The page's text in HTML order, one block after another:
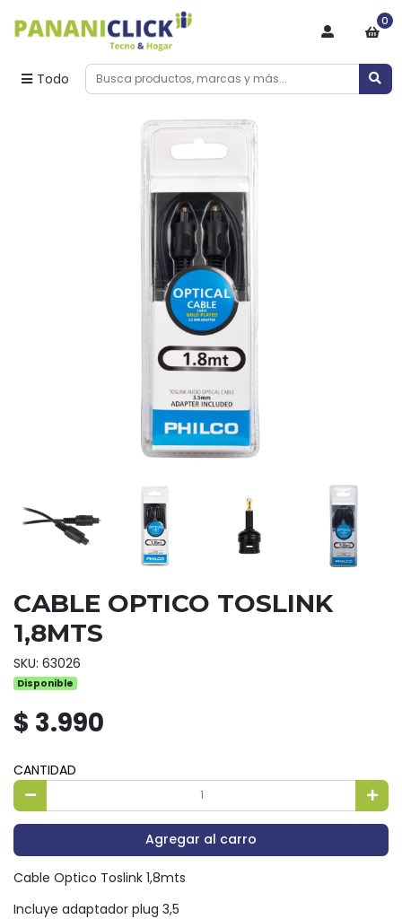
Todo
0
CABLE OPTICO TOSLINK
1,8MTS
SKU: 63026
Disponible
$ 3.990
CANTIDAD
Agregar al carro
Cable Optico Toslink 1,8mts
Incluye adaptador plug 3,5